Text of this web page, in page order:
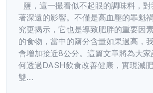
鹽，這一撮看似不起眼的調味料，
著深遠的影響。不僅是高血壓的罪魁
究更揭示，它也是導致肥胖的重要因
的食物，當中的鹽分含量如果過高，
會增加接近8公分。這篇文章將為大
何透過DASH飲食改善健康，實現減
雙…